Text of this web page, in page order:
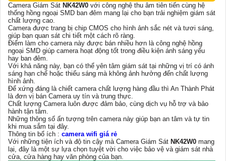
Camera Giám Sát NK42W0 với công nghệ thu âm tiên tiến cùng hệ
thống hồng ngoại SMD ban đêm mang lại cho bạn trải nghiệm giám sát
chất lượng cao.
Camera được trang bị chip CMOS cho hình ảnh sắc nét và tươi sáng,
giúp bạn quan sát chi tiết một cách rõ ràng.
Điểm làm cho camera này được bán nhiều hơn là công nghệ hồng
ngoại SMD giúp camera hoạt động tốt trong điều kiện ánh sáng yếu
hay ban đêm.
Với khả năng này, bạn có thể yên tâm giám sát tại những vị trí có ánh
sáng hạn chế hoặc thiếu sáng mà không ảnh hưởng đến chất lượng
hình ảnh.
Để xứng đáng là chiết camera chất lượng hàng đầu thì An Thành Phát
là đơn vị bán Camera uy tín và trung thực.
Chất lượng Camera luôn được đảm bảo, cùng dịch vụ hỗ trợ và bảo
hành tận tâm.
Những thông số ấn tượng trên camera này giúp bạn an tâm và tự tin
khi mua sắm tại đây.
Thông tin bổ ích : camera wifi giá rẻ
Với những tiện ích và độ tin cậy mà Camera Giám Sát NK42W0 mang
lại, đây là một sự lựa chọn tuyệt vời cho việc bảo vệ và giám sát nhà
cửa, cửa hàng hay văn phòng của bạn.